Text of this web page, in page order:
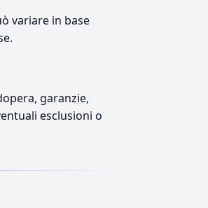
variare in base
garanzie,
esclusioni o